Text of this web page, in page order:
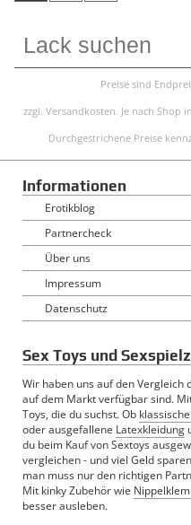
Preise sind
zzgl. Versandkosten. Je nach
Durchgestrichene Preise
Informationen
Erotikblog
Partnercheck
Über uns
Impressum
Datenschutz
Sex Toys und
Wir haben uns auf den Vergleich
auf dem Markt verfügbar sind.
Toys, die du suchst. Ob
oder ausgefallene Latexkleidung
du beim Kauf von Sextoys
vergleichen - und viel Geld
man muss nur den richtigen
Mit kinky Zubehör wie
besser ausleben.